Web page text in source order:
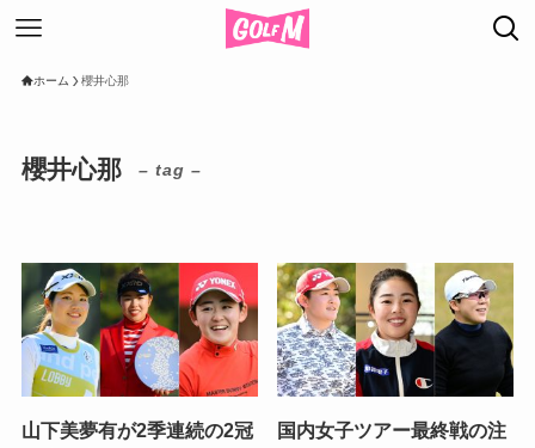
ホーム 櫻井心那
櫻井心那 – tag –
山下美夢有が2季連続の2冠
国内女子ツアー最終戦の注